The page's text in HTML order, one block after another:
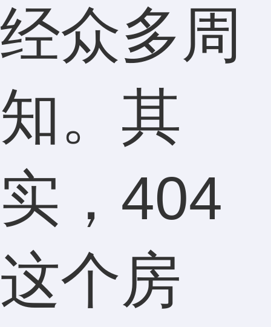
经众多周
知。其
实，404
这个房